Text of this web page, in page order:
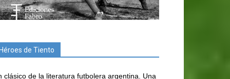
de Tiento
clásico de la literatura futbolera argentina. Una